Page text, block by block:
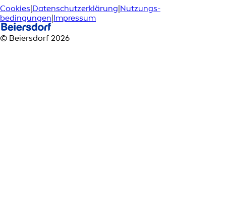
Cookies|Datenschutzerklärung|Nutzungs­
bedingungen|Impressum
© Beiersdorf 2026